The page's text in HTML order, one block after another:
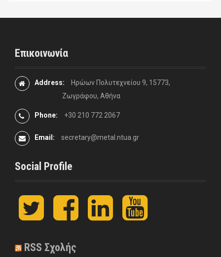
Επικοινωνία
Address:
Ηρώων Πολυτεχνείου 9, 15773,
Ζωγράφου, Αθήνα
Phone: +30 210 772 2067
Email: secretary@metal.ntua.gr
Social Profile
t
i
e
F
c
L
n
y
u
RSS Σχολής